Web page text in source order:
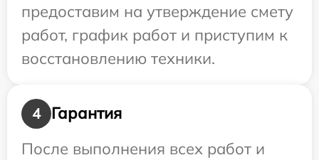
предоставим на утверждение смету
работ, график работ и приступим к
восстановлению техники.
4
Гарантия
После выполнения всех работ и